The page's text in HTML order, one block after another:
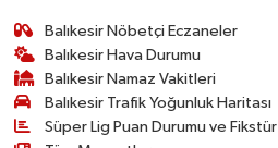
Balıkesir Nöbetçi Eczaneler
Balıkesir Hava Durumu
Balıkesir Namaz Vakitleri
Balıkesir Trafik Yoğunluk Haritası
Süper Lig Puan Durumu ve Fikstür